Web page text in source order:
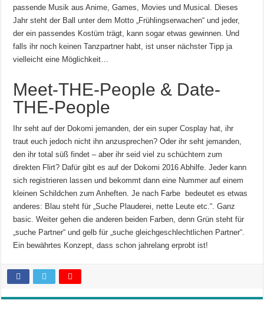
passende Musik aus Anime, Games, Movies und Musical. Dieses
Jahr steht der Ball unter dem Motto „Frühlingserwachen“ und jeder,
der ein passendes Kostüm trägt, kann sogar etwas gewinnen. Und
falls ihr noch keinen Tanzpartner habt, ist unser nächster Tipp ja
vielleicht eine Möglichkeit…
Meet-THE-People & Date-
THE-People
Ihr seht auf der Dokomi jemanden, der ein super Cosplay hat, ihr
traut euch jedoch nicht ihn anzusprechen? Oder ihr seht jemanden,
den ihr total süß findet – aber ihr seid viel zu schüchtern zum
direkten Flirt? Dafür gibt es auf der Dokomi 2016 Abhilfe. Jeder kann
sich registrieren lassen und bekommt dann eine Nummer auf einem
kleinen Schildchen zum Anheften. Je nach Farbe bedeutet es etwas
anderes: Blau steht für „Suche Plauderei, nette Leute etc.“. Ganz
basic. Weiter gehen die anderen beiden Farben, denn Grün steht für
„suche Partner“ und gelb für „suche gleichgeschlechtlichen Partner“.
Ein bewährtes Konzept, dass schon jahrelang erprobt ist!